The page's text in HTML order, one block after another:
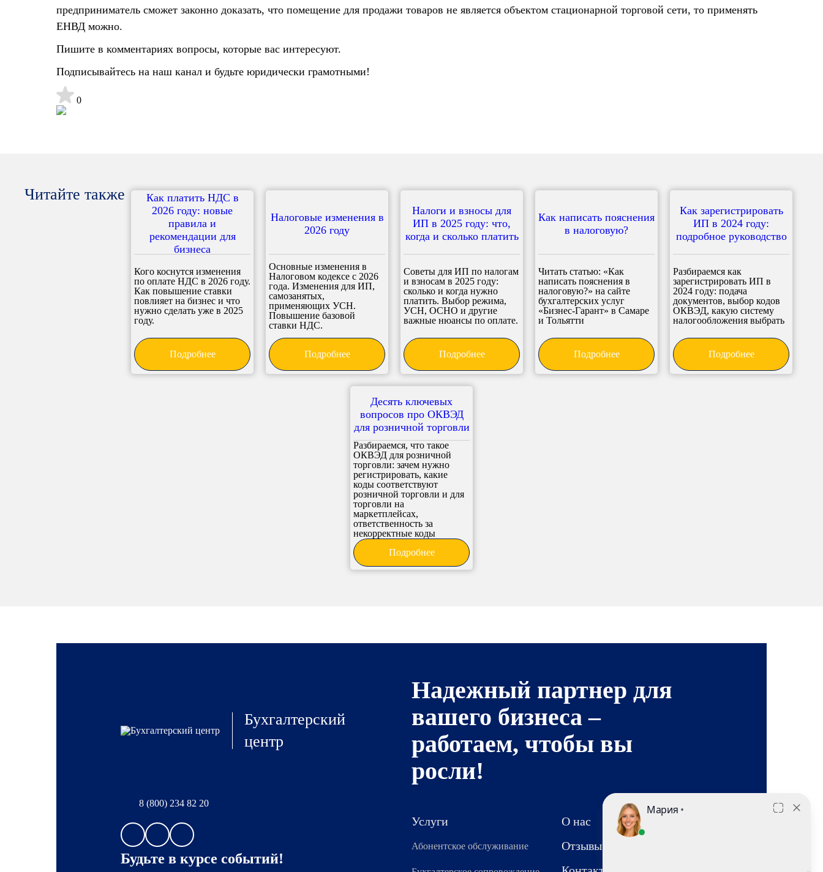
предприниматель сможет законно доказать, что помещение для продажи товаров не является объектом стационарной торговой сети, то применять
ЕНВД можно.
Пишите в комментариях вопросы, которые вас интересуют.
Подписывайтесь на наш канал и будьте юридически грамотными!
0
Читайте также
Как платить НДС в
2026 году: новые
правила и
рекомендации для
бизнеса
Кого коснутся изменения
по оплате НДС в 2026 году.
Как повышение ставки
повлияет на бизнес и что
нужно сделать уже в 2025
году.
Подробнее
Налоговые изменения в
2026 году
Основные изменения в
Налоговом кодексе с 2026
года. Изменения для ИП,
самозанятых,
применяющих УСН.
Повышение базовой
ставки НДС.
Подробнее
Налоги и взносы для
ИП в 2025 году: что,
когда и сколько платить
Советы для ИП по налогам
и взносам в 2025 году:
сколько и когда нужно
платить. Выбор режима,
УСН, ОСНО и другие
важные нюансы по оплате.
Подробнее
Как написать пояснения
в налоговую?
Читать статью: «Как
написать пояснения в
налоговую?» на сайте
бухгалтерских услуг
«Бизнес-Гарант» в Самаре
и Тольятти
Подробнее
Как зарегистрировать
ИП в 2024 году:
подробное руководство
Разбираемся как
зарегистрировать ИП в
2024 году: подача
документов, выбор кодов
ОКВЭД, какую систему
налогообложения выбрать
Подробнее
Десять ключевых
вопросов про ОКВЭД
для розничной торговли
Разбираемся, что такое
ОКВЭД для розничной
торговли: зачем нужно
регистрировать, какие
коды соответствуют
розничной торговли и для
торговли на
маркетплейсах,
ответственность за
некорректные коды
Подробнее
Бухгалтерский
центр
8 (800) 234 82 20
Будьте в курсе событий!
Надежный партнер для
вашего бизнеса –
работаем, чтобы вы
росли!
Услуги
Абонентское обслуживание
О нас
Отзывы